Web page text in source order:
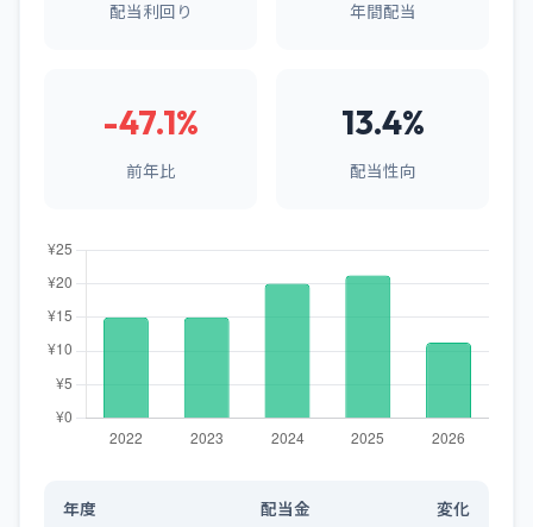
配当利回り 年間配当
-47.1%
前年比
13.4%
配当性向
年度 配当金 変化